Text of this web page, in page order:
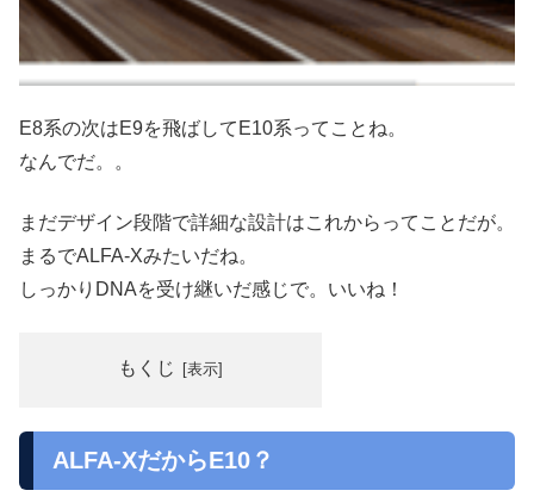
E8系の次はE9を飛ばしてE10系ってことね。
なんでだ。。
まだデザイン段階で詳細な設計はこれからってことだが。
まるでALFA-Xみたいだね。
しっかりDNAを受け継いだ感じで。いいね！
もくじ
ALFA-XだからE10？